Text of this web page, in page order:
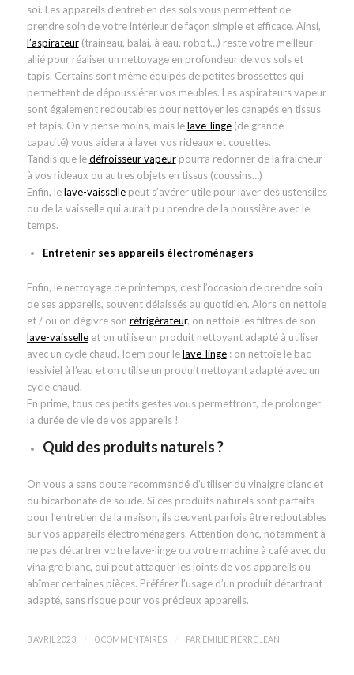
soi. Les appareils d’entretien des sols vous permettent de
prendre soin de votre intérieur de façon simple et efficace. Ainsi,
l’aspirateur(traineau, balai, à eau, robot…) reste votre meilleur
allié pour réaliser un nettoyage en profondeur de vos sols et
tapis. Certains sont même équipés de petites brossettes qui
permettent de dépoussiérer vos meubles. Les aspirateurs vapeur
sont également redoutables pour nettoyer les canapés en tissus
et tapis. On y pense moins, mais lelave-linge(de grande
capacité) vous aidera à laver vos rideaux et couettes.
Tandis que ledéfroisseur vapeurpourra redonner de la fraicheur
à vos rideaux ou autres objets en tissus (coussins…)
Enfin, lelave-vaissellepeut s’avérer utile pour laver des ustensiles
ou de la vaisselle qui aurait pu prendre de la poussière avec le
temps.
Entretenir ses appareils électroménagers
Enfin, le nettoyage de printemps, c’est l’occasion de prendre soin
de ses appareils, souvent délaissés au quotidien. Alors on nettoie
et / ou on dégivre son réfrigérateur, on nettoie les filtres de son
lave-vaisselleet on utilise un produit nettoyant adapté à utiliser
avec un cycle chaud. Idem pour lelave-linge: on nettoie le bac
lessiviel à l’eau et on utilise un produit nettoyant adapté avec un
cycle chaud.
En prime, tous ces petits gestes vous permettront, de prolonger
la durée de vie de vos appareils !
Quid des produits naturels ?
On vous a sans doute recommandé d’utiliser du vinaigre blanc et
du bicarbonate de soude. Si ces produits naturels sont parfaits
pour l’entretien de la maison, ils peuvent parfois être redoutables
sur vos appareils électroménagers. Attention donc, notamment à
ne pas détartrer votre lave-linge ou votre machine à café avec du
vinaigre blanc, qui peut attaquer les joints de vos appareils ou
abîmer certaines pièces. Préférez l’usage d’un produit détartrant
adapté, sans risque pour vos précieux appareils.
3 AVRIL 2023 0 COMMENTAIRES PAR EMILIE PIERRE JEAN